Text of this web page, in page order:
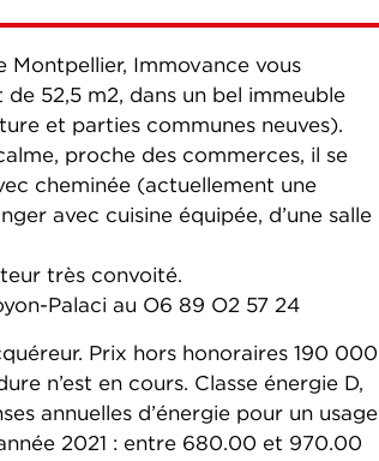
Montpellier, Immovance vous
52,5 m2, dans un bel immeuble
et parties communes neuves).
proche des commerces, il se
cheminée (actuellement une
avec cuisine équipée, d’une salle
très convoité.
Palaci au O6 89 O2 57 24
Prix hors honoraires 190 000
n’est en cours. Classe énergie D,
annuelles d’énergie pour un usage
2021 : entre 680.00 et 970.00